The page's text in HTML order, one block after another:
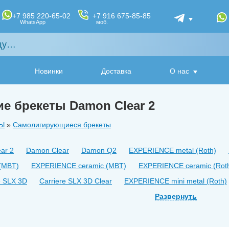
+7 985 220-65-02
WhatsApp
+7 916 675-85-85
моб.
Новинки Доставка О нас
брекеты Damon Clear 2
» Самолигирующиеся брекеты
2 Damon Clear Damon Q2 EXPERIENCE metal (Roth)
EXPERIENCE ceramic (MBT)
EXPERIENCE ceramic
SLX 3D Carriere SLX 3D Clear
EXPERIENCE mini metal (Roth)
EXPERIENCE mini
Развернуть